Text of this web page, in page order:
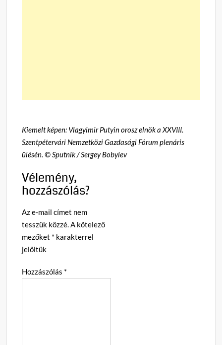
Kiemelt képen: Vlagyimir Putyin orosz elnök a XXVIII.
Szentpétervári Nemzetközi Gazdasági Fórum plenáris
ülésén. © Sputnik / Sergey Bobylev
Vélemény,
hozzászólás?
Az e-mail címet nem
tesszük közzé.A kötelező
mezőket * karakterrel
jelöltük
Hozzászólás *